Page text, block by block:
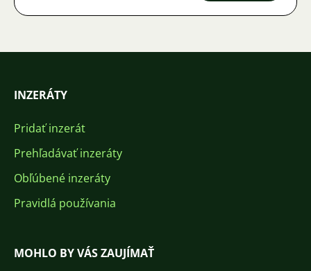
INZERÁTY
Pridať inzerát
Prehľadávať inzeráty
Obľúbené inzeráty
Pravidlá používania
MOHLO BY VÁS ZAUJÍMAŤ